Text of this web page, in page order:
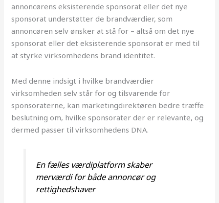
annoncørens eksisterende sponsorat eller det nye
sponsorat understøtter de brandværdier, som
annoncøren selv ønsker at stå for – altså om det nye
sponsorat eller det eksisterende sponsorat er med til
at styrke virksomhedens brand identitet.
Med denne indsigt i hvilke brandværdier
virksomheden selv står for og tilsvarende for
sponsoraterne, kan marketingdirektøren bedre træffe
beslutning om, hvilke sponsorater der er relevante, og
dermed passer til virksomhedens DNA.
En fælles værdiplatform skaber
merværdi for både annoncør og
rettighedshaver